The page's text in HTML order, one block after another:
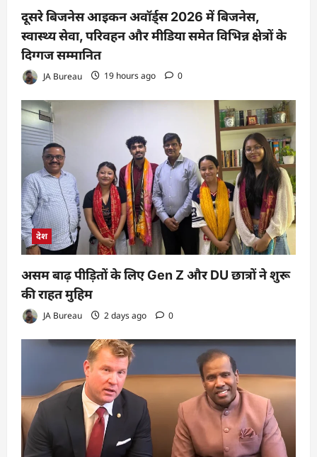
दूसरे बिजनेस आइकन अवॉर्ड्स 2026 में बिजनेस,
स्वास्थ्य सेवा, परिवहन और मीडिया समेत विभिन्न क्षेत्रों के
दिग्गज सम्मानित
JA Bureau 19 hours ago 0
देश
असम बाढ़ पीड़ितों के लिए Gen Z और DU छात्रों ने शुरू
की राहत मुहिम
JA Bureau 2 days ago 0